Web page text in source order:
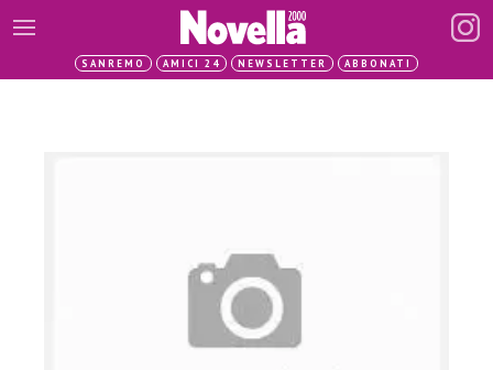
SANREMO AMICI 24 NEWSLETTER ABBONATI